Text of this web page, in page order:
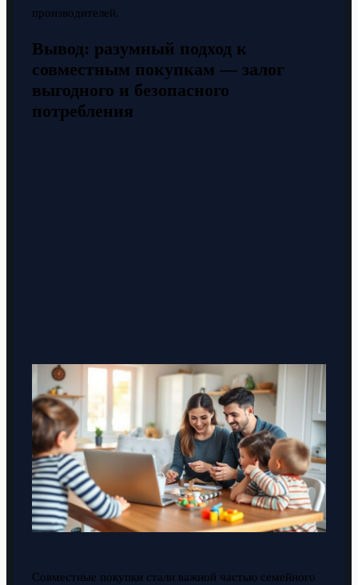
производителей.
Вывод: разумный подход к
совместным покупкам — залог
выгодного и безопасного
потребления
Совместные покупки стали важной частью семейного